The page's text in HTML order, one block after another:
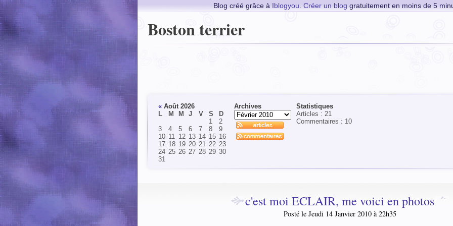
Blog créé grâce à Iblogyou Créer un blog gratuitement en moins de 5
Boston terrier
« Août 2026
L
M M J V S
D
1
2
3
4 5 6 7 8
9
10 11 12 13 14 15 16
17 18 19 20 21 22 23
24 25 26 27 28 29 30
31
Archives
Statistiques
Articles : 21
Commentaires : 10
c'est moi ECLAIR, me voici en photos
Posté le Jeudi 14 Janvier 2010 à 22h35